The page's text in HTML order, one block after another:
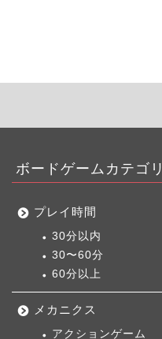
ボードゲームカテゴリ
プレイ時間
30分以内
30〜60分
60分以上
メカニクス
アクションゲーム